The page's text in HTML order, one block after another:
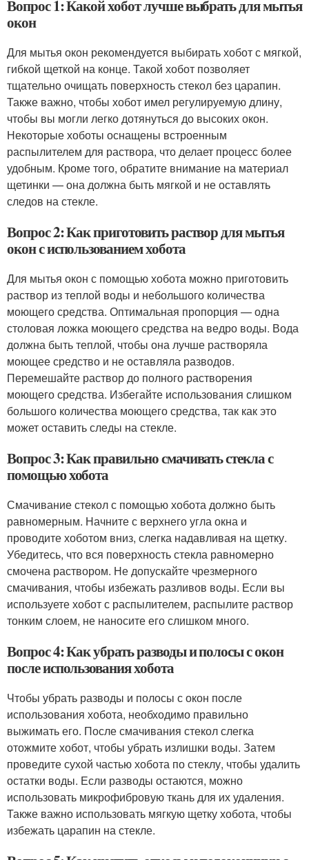
Вопрос 1: Какой хобот лучше выбрать для мытья
окон
Для мытья окон рекомендуется выбирать хобот с мягкой,
гибкой щеткой на конце. Такой хобот позволяет
тщательно очищать поверхность стекол без царапин.
Также важно, чтобы хобот имел регулируемую длину,
чтобы вы могли легко дотянуться до высоких окон.
Некоторые хоботы оснащены встроенным
распылителем для раствора, что делает процесс более
удобным. Кроме того, обратите внимание на материал
щетинки — она должна быть мягкой и не оставлять
следов на стекле.
Вопрос 2: Как приготовить раствор для мытья
окон с использованием хобота
Для мытья окон с помощью хобота можно приготовить
раствор из теплой воды и небольшого количества
моющего средства. Оптимальная пропорция — одна
столовая ложка моющего средства на ведро воды. Вода
должна быть теплой, чтобы она лучше растворяла
моющее средство и не оставляла разводов.
Перемешайте раствор до полного растворения
моющего средства. Избегайте использования слишком
большого количества моющего средства, так как это
может оставить следы на стекле.
Вопрос 3: Как правильно смачивать стекла с
помощью хобота
Смачивание стекол с помощью хобота должно быть
равномерным. Начните с верхнего угла окна и
проводите хоботом вниз, слегка надавливая на щетку.
Убедитесь, что вся поверхность стекла равномерно
смочена раствором. Не допускайте чрезмерного
смачивания, чтобы избежать разливов воды. Если вы
используете хобот с распылителем, распылите раствор
тонким слоем, не наносите его слишком много.
Вопрос 4: Как убрать разводы и полосы с окон
после использования хобота
Чтобы убрать разводы и полосы с окон после
использования хобота, необходимо правильно
выжимать его. После смачивания стекол слегка
отожмите хобот, чтобы убрать излишки воды. Затем
проведите сухой частью хобота по стеклу, чтобы удалить
остатки воды. Если разводы остаются, можно
использовать микрофибровую ткань для их удаления.
Также важно использовать мягкую щетку хобота, чтобы
избежать царапин на стекле.